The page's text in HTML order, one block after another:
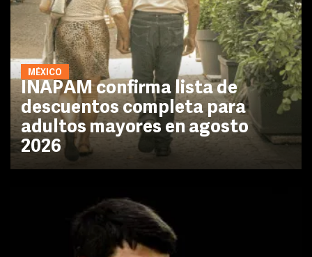
MÉXICO
INAPAM confirma lista de
descuentos completa para
adultos mayores en agosto
2026